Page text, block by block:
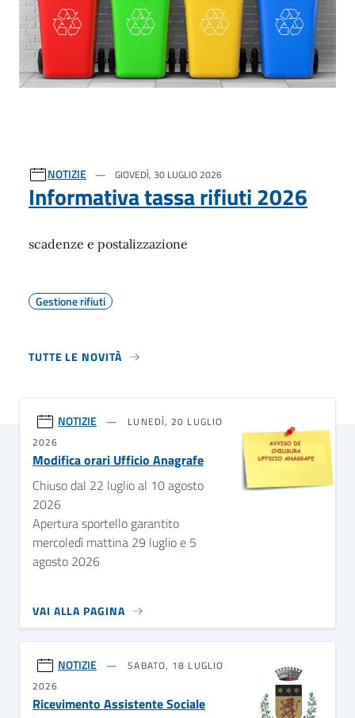
NOTIZIE GIOVEDÌ, 30 LUGLIO 2026
Informativa tassa rifiuti 2026
scadenze e postalizzazione
Gestione rifiuti
TUTTE LE NOVITÀ
NOTIZIE
LUNEDÌ, 20 LUGLIO
2026
Modifica orari Ufficio Anagrafe
Chiuso dal 22 luglio al 10 agosto
2026
Apertura sportello garantito
mercoledì mattina 29 luglio e 5
agosto 2026
VAI ALLA PAGINA
NOTIZIE
SABATO, 18 LUGLIO
2026
Ricevimento Assistente Sociale